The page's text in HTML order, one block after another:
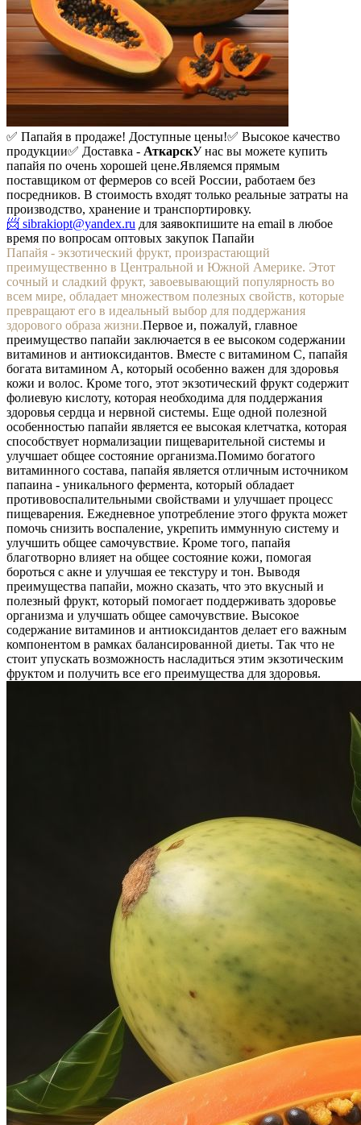
✅ Папайя в продаже! Доступные цены!✅ Высокое качество
продукции✅ Доставка - АткарскУ нас вы можете купить
папайя по очень хорошей цене.Являемся прямым
поставщиком от фермеров со всей России, работаем без
посредников. В стоимость входят только реальные затраты на
производство, хранение и транспортировку.
📨 sibrakiopt@yandex.ru для заявокпишите на email в любое
время по вопросам оптовых закупок Папайи
Папайя - экзотический фрукт, произрастающий
преимущественно в Центральной и Южной Америке. Этот
сочный и сладкий фрукт, завоевывающий популярность во
всем мире, обладает множеством полезных свойств, которые
превращают его в идеальный выбор для поддержания
здорового образа жизни.Первое и, пожалуй, главное
преимущество папайи заключается в ее высоком содержании
витаминов и антиоксидантов. Вместе с витамином C, папайя
богата витамином A, который особенно важен для здоровья
кожи и волос. Кроме того, этот экзотический фрукт содержит
фолиевую кислоту, которая необходима для поддержания
здоровья сердца и нервной системы. Еще одной полезной
особенностью папайи является ее высокая клетчатка, которая
способствует нормализации пищеварительной системы и
улучшает общее состояние организма.Помимо богатого
витаминного состава, папайя является отличным источником
папаина - уникального фермента, который обладает
противовоспалительными свойствами и улучшает процесс
пищеварения. Ежедневное употребление этого фрукта может
помочь снизить воспаление, укрепить иммунную систему и
улучшить общее самочувствие. Кроме того, папайя
благотворно влияет на общее состояние кожи, помогая
бороться с акне и улучшая ее текстуру и тон. Выводя
преимущества папайи, можно сказать, что это вкусный и
полезный фрукт, который помогает поддерживать здоровье
организма и улучшать общее самочувствие. Высокое
содержание витаминов и антиоксидантов делает его важным
компонентом в рамках балансированной диеты. Так что не
стоит упускать возможность насладиться этим экзотическим
фруктом и получить все его преимущества для здоровья.